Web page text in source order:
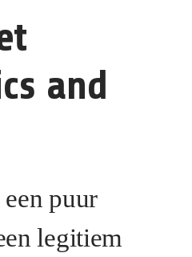
and
puur
legitiem